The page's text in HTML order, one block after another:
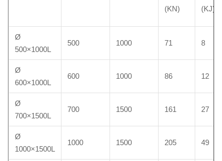
(KN) (KJ)
Ø
500×1000L
500 1000 71 8
Ø
600×1000L
600 1000 86 12
Ø
700×1500L
700 1500 161 27
Ø
1000×1500L
1000 1500 205 49